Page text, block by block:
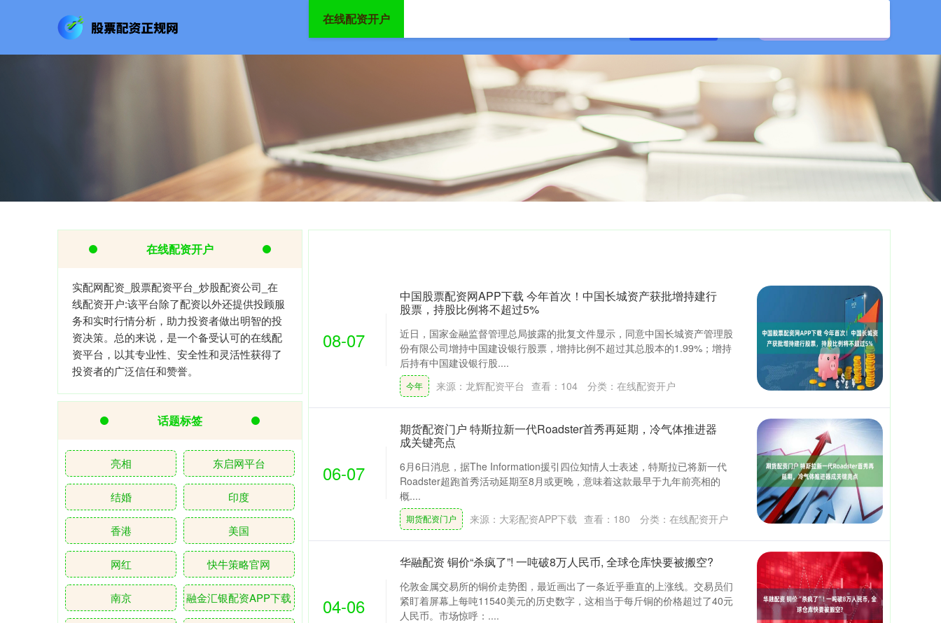
在线配资开户
08-07
中国股票配资网APP下载 今年首次！中国长城资产获批增持建行
股票，持股比例将不超过5%
近日，国家金融监督管理总局披露的批复文件显示，同意中国长城资产管理股
份有限公司增持中国建设银行股票，增持比例不超过其总股本的1.99%；增持
后持有中国建设银行股....
今年 来源：龙辉配资平台 查看： 104 分类： 在线配资开户
06-07
期货配资门户 特斯拉新一代Roadster首秀再延期，冷气体推进器
成关键亮点
6月6日消息，据The Information援引四位知情人士表述，特斯拉已将新一代
Roadster超跑首秀活动延期至8月或更晚，意味着这款最早于九年前亮相的
概....
期货配资门户 来源：大彩配资APP下载 查看： 180 分类： 在线配资开户
04-06
华融配资 铜价“杀疯了”! 一吨破8万人民币, 全球仓库快要被搬空?
伦敦金属交易所的铜价走势图，最近画出了一条近乎垂直的上涨线。交易员们
紧盯着屏幕上每吨11540美元的历史数字，这相当于每斤铜的价格超过了40元
人民币。市场惊呼：....
在线配资开户
实配网配资_股票配资平台_炒股配资公司_在
线配资开户:该平台除了配资以外还提供投顾服
务和实时行情分析，助力投资者做出明智的投
资决策。总的来说，是一个备受认可的在线配
资平台，以其专业性、安全性和灵活性获得了
投资者的广泛信任和赞誉。
话题标签
亮相 东启网平台
结婚 印度
香港 美国
网红 快牛策略官网
南京 融金汇银配资APP下载